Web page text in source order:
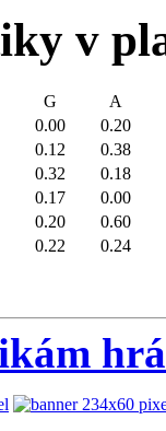
v
G
A
0.00
0.20
0.12
0.38
0.32
0.18
0.17
0.00
0.20
0.60
0.22 0.24